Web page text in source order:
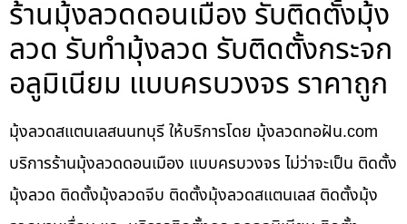
ร้านมุ้งลวดดอนเมือง รับติดตั้งมุ้ง
ลวด รับทำมุ้งลวด รับติดตั้งกระจก
อลูมิเนียม แบบครบวงจร ราคาถูก
มุ้งลวดสแตนเลสนนทบุรี ให้บริการโดย มุ้งลวดทอฝัน.com
บริการร้านมุ้งลวดดอนเมือง แบบครบวงจร ไม่ว่าจะเป็น ติดตั้ง
มุ้งลวด ติดตั้งมุ้งลวดจีบ ติดตั้งมุ้งลวดสแตนเลส ติดตั้งมุ้ง